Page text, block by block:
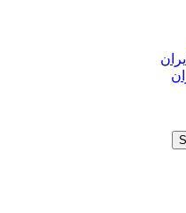
رسمی کتاب نخبگان ایران –